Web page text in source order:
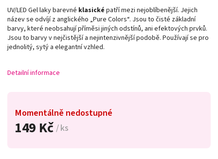
149 Kč / ks
Momentálně nedostupné
UV/LED Gel laky barevné klasické patří mezi nejoblíbenější. Jejich
název se odvíjí z anglického „Pure Colors“. Jsou to čisté základní
barvy, které neobsahují příměsi jiných odstínů, ani efektových prvků.
Jsou to barvy v nejčistější a nejintenzivnější podobě. Používají se pro
jednolitý, sytý a elegantní vzhled.
Detailní informace